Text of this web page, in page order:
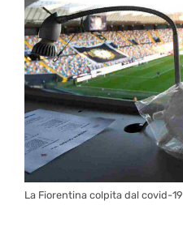
La Fiorentina colpita dal covid-19